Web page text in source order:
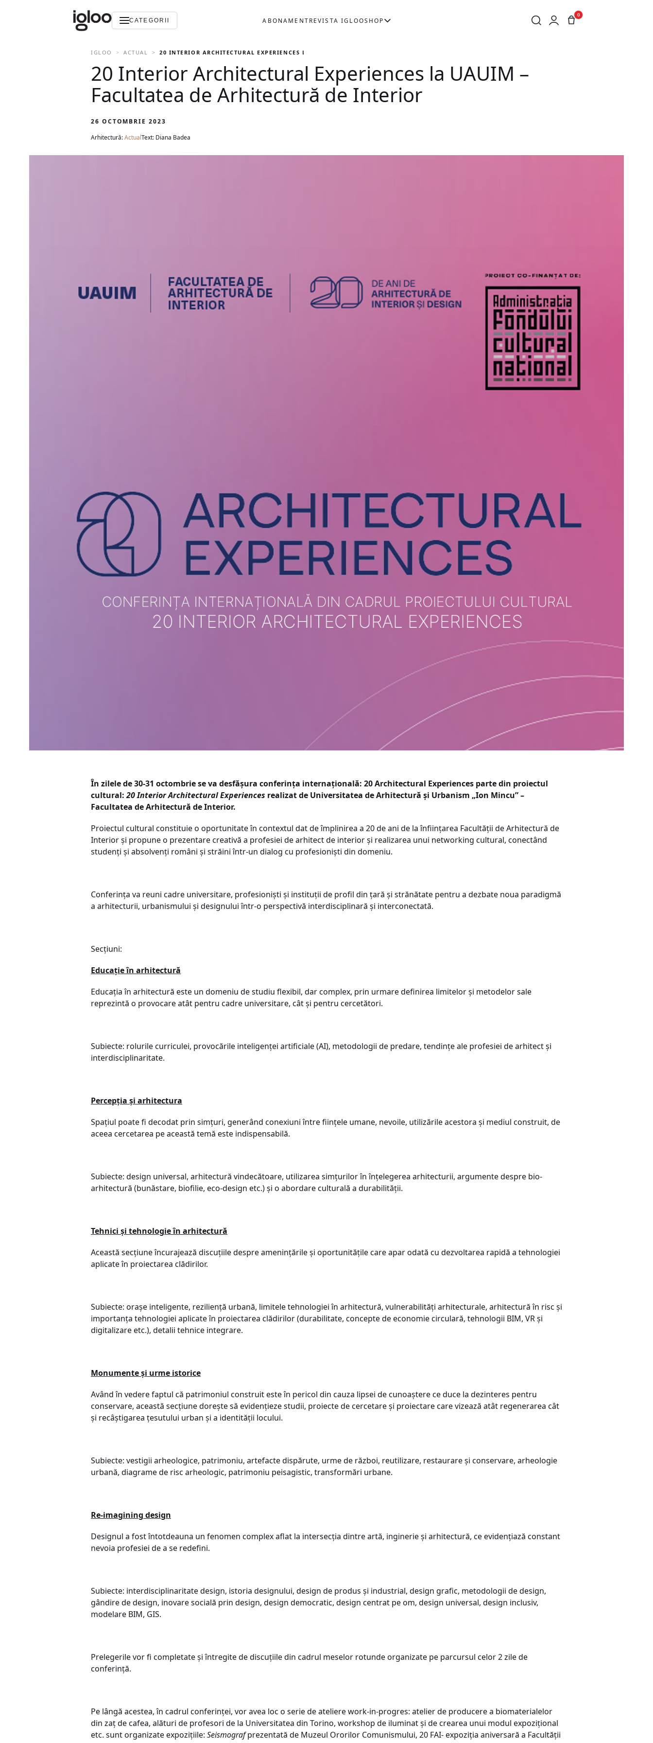
CATEGORII ABONAMENTREVISTA IGLOOSHOP
0
IGLOO ACTUAL 20 INTERIOR ARCHITECTURAL EXPERIENCES LA UAUIM – FACULTATEA DE ARHITECTURĂ DE INTERIOR
20 Interior Architectural Experiences la UAUIM –
Facultatea de Arhitectură de Interior
26 OCTOMBRIE 2023
Arhitectură:ActualText: Diana Badea
În zilele de 30-31 octombrie se va desfășura conferința internațională: 20 Architectural Experiences parte din proiectul
cultural:20 Interior Architectural Experiences realizat de Universitatea de Arhitectură și Urbanism „Ion Mincu” –
Facultatea de Arhitectură de Interior.
Proiectul cultural constituie o oportunitate în contextul dat de împlinirea a 20 de ani de la înființarea Facultății de Arhitectură de
Interior și propune o prezentare creativă a profesiei de arhitect de interior și realizarea unui networking cultural, conectând
studenți și absolvenți români și străini într-un dialog cu profesioniști din domeniu.
Conferința va reuni cadre universitare, profesioniști și instituții de profil din țară și strănătate pentru a dezbate noua paradigmă
a arhitecturii, urbanismului și designului într-o perspectivă interdisciplinară și interconectată.
Secțiuni:
Educație în arhitectură
Educația în arhitectură este un domeniu de studiu flexibil, dar complex, prin urmare definirea limitelor și metodelor sale
reprezintă o provocare atât pentru cadre universitare, cât și pentru cercetători.
Subiecte: rolurile curriculei, provocările inteligenței artificiale (AI), metodologii de predare, tendințe ale profesiei de arhitect și
interdisciplinaritate.
Percepția și arhitectura
Spațiul poate fi decodat prin simțuri, generând conexiuni între ființele umane, nevoile, utilizările acestora și mediul construit, de
aceea cercetarea pe această temă este indispensabilă.
Subiecte: design universal, arhitectură vindecătoare, utilizarea simțurilor în înțelegerea arhitecturii, argumente despre bio-
arhitectură (bunăstare, biofilie, eco-design etc.) și o abordare culturală a durabilității.
Tehnici și tehnologie în arhitectură
Această secțiune încurajează discuțiile despre amenințările și oportunitățile care apar odată cu dezvoltarea rapidă a tehnologiei
aplicate în proiectarea clădirilor.
Subiecte: orașe inteligente, reziliență urbană, limitele tehnologiei în arhitectură, vulnerabilități arhitecturale, arhitectură în risc și
importanța tehnologiei aplicate în proiectarea clădirilor (durabilitate, concepte de economie circulară, tehnologii BIM, VR și
digitalizare etc.), detalii tehnice integrare.
Monumente și urme istorice
Având în vedere faptul că patrimoniul construit este în pericol din cauza lipsei de cunoaștere ce duce la dezinteres pentru
conservare, această secțiune dorește să evidențieze studii, proiecte de cercetare și proiectare care vizează atât regenerarea cât
și recâștigarea țesutului urban și a identității locului.
Subiecte: vestigii arheologice, patrimoniu, artefacte dispărute, urme de război, reutilizare, restaurare și conservare, arheologie
urbană, diagrame de risc arheologic, patrimoniu peisagistic, transformări urbane.
Re-imagining design
Designul a fost întotdeauna un fenomen complex aflat la intersecția dintre artă, inginerie și arhitectură, ce evidențiază constant
nevoia profesiei de a se redefini.
Subiecte: interdisciplinaritate design, istoria designului, design de produs și industrial, design grafic, metodologii de design,
gândire de design, inovare socială prin design, design democratic, design centrat pe om, design universal, design inclusiv,
modelare BIM, GIS.
Prelegerile vor fi completate și întregite de discuțiile din cadrul meselor rotunde organizate pe parcursul celor 2 zile de
conferință.
Pe lângă acestea, în cadrul conferinței, vor avea loc o serie de ateliere work-in-progres: atelier de producere a biomaterialelor
din zaț de cafea, alături de profesori de la Universitatea din Torino, workshop de iluminat și de crearea unui modul expozițional
etc. sunt organizate expozițiile: Seismografprezentată de Muzeul Ororilor Comunismului, 20 FAI- expoziția aniversară a Facultății